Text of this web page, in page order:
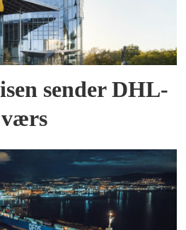
sender DHL-